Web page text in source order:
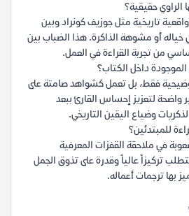
الراوي حقيقية؟
تاريخية مثل جوزيف كونراد وبين
أو مشوهة الذاكرة. هذا الضباب بين
من تجربة القراءة في العمل.
الموجودة داخل الكتاب؟
فقط، بل تعمل كشواهد صامتة على
واضحة لتعزيز إحساس القارئ ببعد
وضياع اليقين التاريخي.
للمبتدئين؟
في ملاحقة القفزات المعرفية
تركيزاً عالياً وقدرة على تذوق الجمل
بها ترجمات أعماله.